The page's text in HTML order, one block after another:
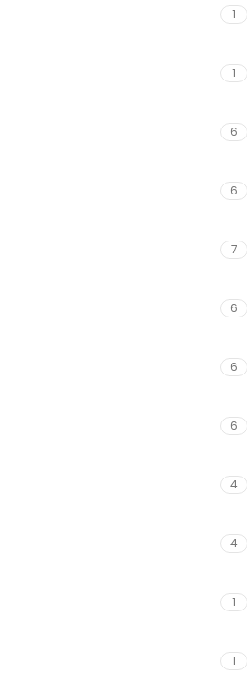
1
1
6
6
7
6
6
6
4
4
1
1